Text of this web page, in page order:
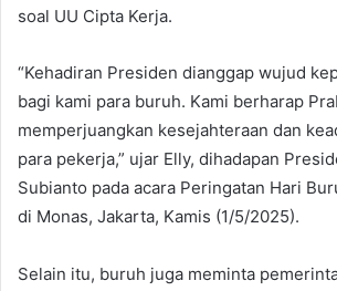
soal UU Cipta Kerja.
“Kehadiran Presiden dianggap wujud
bagi kami para buruh. Kami berharap
memperjuangkan kesejahteraan dan
para pekerja,” ujar Elly, dihadapan
Subianto pada acara Peringatan Hari
di Monas, Jakarta, Kamis (1/5/2025).
Selain itu, buruh juga meminta